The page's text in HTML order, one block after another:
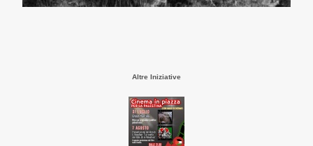
Altre Iniziative